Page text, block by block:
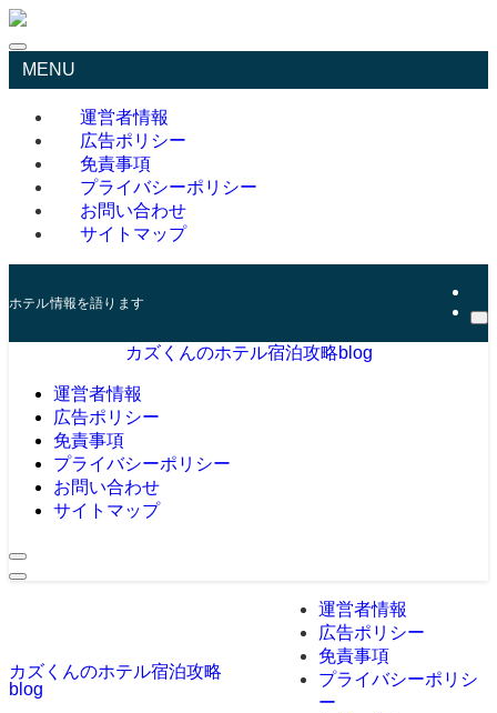
MENU
運営者情報
広告ポリシー
免責事項
プライバシーポリシー
お問い合わせ
サイトマップ
ホテル情報を語ります
カズくんのホテル宿泊攻略blog
運営者情報
広告ポリシー
免責事項
プライバシーポリシー
お問い合わせ
サイトマップ
カズくんのホテル宿泊攻略
blog
運営者情報
広告ポリシー
免責事項
プライバシーポリシ
ー